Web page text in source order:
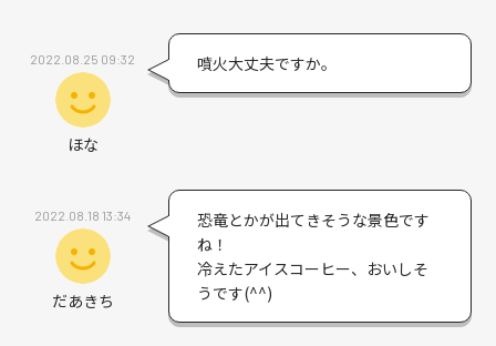
2022.08.25 09:32
ほな
噴火大丈夫ですか。
2022.08.18 13:34
だあきち
恐竜とかが出てきそうな景色です
ね！
冷えたアイスコーヒー、おいしそ
うです(^^)